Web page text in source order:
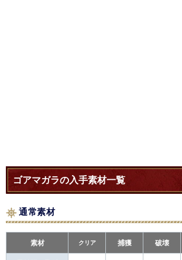
ゴアマガラの入手素材一覧
通常素材
素材 クリア 捕獲 破壊